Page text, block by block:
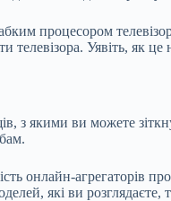
процесором
телевізора. Уявіть, як
з якими ви можете
онлайн-агрегаторів
які ви